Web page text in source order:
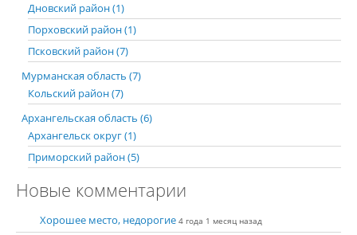
Дновский район (1)
Порховский район (1)
Псковский район (7)
Мурманская область (7)
Кольский район (7)
Архангельская область (6)
Архангельск округ (1)
Приморский район (5)
Новые комментарии
Хорошее место, недорогие 4 года 1 месяц назад